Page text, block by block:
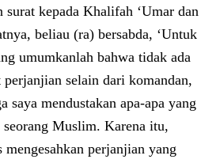
surat kepada Khalifah ‘Umar dan
beliau (ra) bersabda, ‘Untuk
umumkanlah bahwa tidak ada
perjanjian selain dari komandan,
saya mendustakan apa-apa yang
Muslim. Karena itu,
mengesahkan perjanjian yang